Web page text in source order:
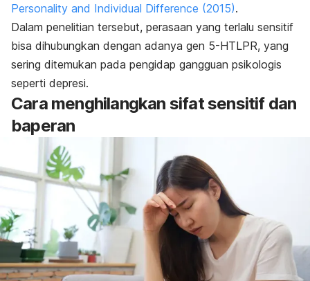
Personality and Individual Difference (2015).
Dalam penelitian tersebut, perasaan yang terlalu sensitif
bisa dihubungkan dengan adanya gen 5-HTLPR, yang
sering ditemukan pada pengidap gangguan psikologis
seperti depresi.
Cara menghilangkan sifat sensitif dan
baperan